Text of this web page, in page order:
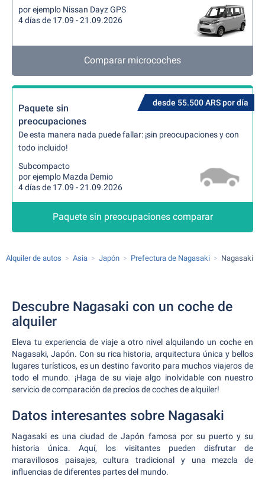
por ejemplo Nissan Dayz GPS
4 días de 17.09 - 21.09.2026
Comparar microcoches
desde 55.500 ARS por día
Paquete sin
preocupaciones
De esta manera nada puede fallar: ¡sin preocupaciones y con
todo incluido!
Subcompacto
por ejemplo Mazda Demio
4 días de 17.09 - 21.09.2026
Paquete sin preocupaciones comparar
Alquiler de autos Asia Japón Prefectura de Nagasaki Nagasaki
Descubre Nagasaki con un coche de
alquiler
Eleva tu experiencia de viaje a otro nivel alquilando un coche en
Nagasaki, Japón. Con su rica historia, arquitectura única y bellos
lugares turísticos, es un destino favorito para muchos viajeros de
todo el mundo. ¡Haga de su viaje algo inolvidable con nuestro
servicio de comparación de precios de coches de alquiler!
Datos interesantes sobre Nagasaki
Nagasaki es una ciudad de Japón famosa por su puerto y su
historia única. Aquí, los visitantes pueden disfrutar de
maravillosos paisajes, cultura tradicional y una mezcla de
influencias de diferentes partes del mundo.